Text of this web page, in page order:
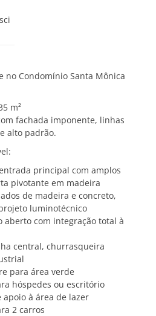
no Condomínio Santa Mônica
m²
fachada imponente, linhas
alto padrão.
principal com amplos
pivotante em madeira
de madeira e concreto,
luminotécnico
aberto com integração total à
central, churrasqueira
para área verde
hóspedes ou escritório
à área de lazer
2 carros